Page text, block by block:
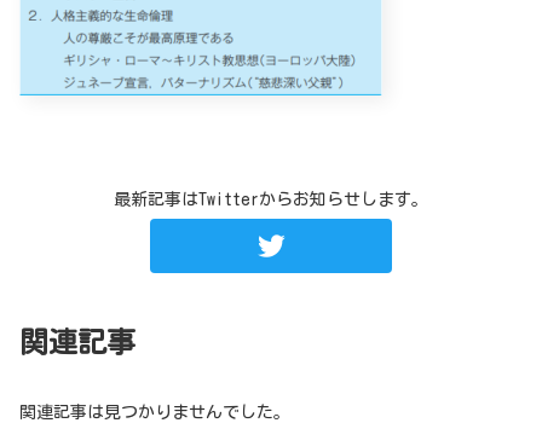
最新記事はTwitterからお知らせします。
関連記事
関連記事は見つかりませんでした。